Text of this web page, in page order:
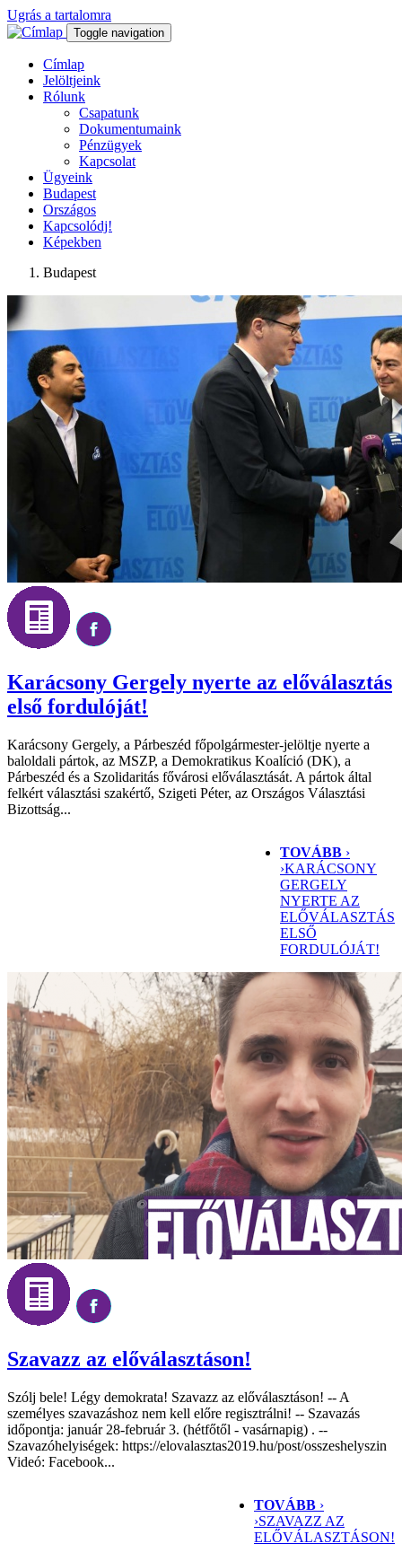
Ugrás a tartalomra
Toggle navigation
Címlap
Jelöltjeink
Rólunk
Csapatunk
Dokumentumaink
Pénzügyek
Kapcsolat
Ügyeink
Budapest
Országos
Kapcsolódj!
Képekben
Budapest
Karácsony Gergely nyerte az előválasztás
első fordulóját!
Karácsony Gergely, a Párbeszéd főpolgármester-jelöltje nyerte a
baloldali pártok, az MSZP, a Demokratikus Koalíció (DK), a
Párbeszéd és a Szolidaritás fővárosi előválasztását. A pártok által
felkért választási szakértő, Szigeti Péter, az Országos Választási
Bizottság...
TOVÁBB ›
›KARÁCSONY
GERGELY
NYERTE AZ
ELŐVÁLASZTÁS
ELSŐ
FORDULÓJÁT!
Szavazz az előválasztáson!
Szólj bele! Légy demokrata! Szavazz az előválasztáson! -- A
személyes szavazáshoz nem kell előre regisztrálni! -- Szavazás
időpontja: január 28-február 3. (hétfőtől - vasárnapig) . --
Szavazóhelyiségek: https://elovalasztas2019.hu/post/osszeshelyszin
Videó: Facebook...
TOVÁBB ›
›SZAVAZZ AZ
ELŐVÁLASZTÁSON!